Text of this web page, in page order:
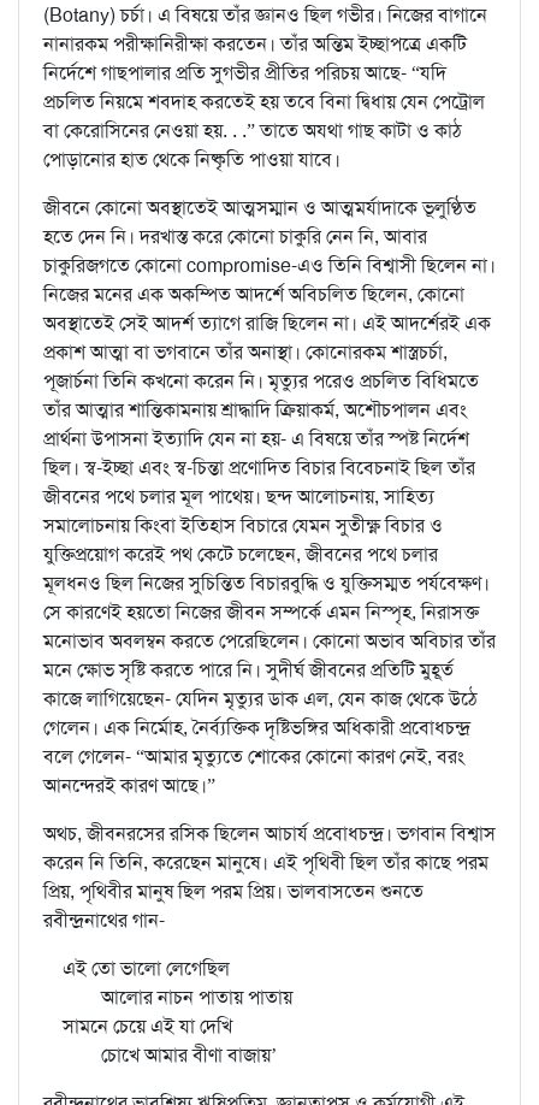
(Botany) চর্চা। এ বিষয়ে তাঁর জ্ঞানও ছিল গভীর। নিজের বাগানে
নানারকম পরীক্ষানিরীক্ষা করতেন। তাঁর অন্তিম ইচ্ছাপত্রে একটি
নির্দেশে গাছপালার প্রতি সুগভীর প্রীতির পরিচয় আছে- “যদি
প্রচলিত নিয়মে শবদাহ করতেই হয় তবে বিনা দ্বিধায় যেন পেট্রোল
বা কেরোসিনের নেওয়া হয়. . .” তাতে অযথা গাছ কাটা ও কাঠ
পোড়ানোর হাত থেকে নিষ্কৃতি পাওয়া যাবে।
জীবনে কোনো অবস্থাতেই আত্মসম্মান ও আত্মমর্যাদাকে ভূলুণ্ঠিত
হতে দেন নি। দরখাস্ত করে কোনো চাকুরি নেন নি, আবার
চাকুরিজগতে কোনো compromise-এও তিনি বিশ্বাসী ছিলেন না।
নিজের মনের এক অকম্পিত আদর্শে অবিচলিত ছিলেন, কোনো
অবস্থাতেই সেই আদর্শ ত্যাগে রাজি ছিলেন না। এই আদর্শেরই এক
প্রকাশ আত্মা বা ভগবানে তাঁর অনাস্থা। কোনোরকম শাস্ত্রচর্চা,
পূজার্চনা তিনি কখনো করেন নি। মৃত্যুর পরেও প্রচলিত বিধিমতে
তাঁর আত্মার শান্তিকামনায় শ্রাদ্ধাদি ক্রিয়াকর্ম, অশৌচপালন এবং
প্রার্থনা উপাসনা ইত্যাদি যেন না হয়- এ বিষয়ে তাঁর স্পষ্ট নির্দেশ
ছিল। স্ব-ইচ্ছা এবং স্ব-চিন্তা প্রণোদিত বিচার বিবেচনাই ছিল তাঁর
জীবনের পথে চলার মূল পাথেয়। ছন্দ আলোচনায়, সাহিত্য
সমালোচনায় কিংবা ইতিহাস বিচারে যেমন সুতীক্ষ্ণ বিচার ও
যুক্তিপ্রয়োগ করেই পথ কেটে চলেছেন, জীবনের পথে চলার
মূলধনও ছিল নিজের সুচিন্তিত বিচারবুদ্ধি ও যুক্তিসম্মত পর্যবেক্ষণ।
সে কারণেই হয়তো নিজের জীবন সম্পর্কে এমন নিস্পৃহ, নিরাসক্ত
মনোভাব অবলম্বন করতে পেরেছিলেন। কোনো অভাব অবিচার তাঁর
মনে ক্ষোভ সৃষ্টি করতে পারে নি। সুদীর্ঘ জীবনের প্রতিটি মুহূর্ত
কাজে লাগিয়েছেন- যেদিন মৃত্যুর ডাক এল, যেন কাজ থেকে উঠে
গেলেন। এক নির্মোহ, নৈর্ব্যক্তিক দৃষ্টিভঙ্গির অধিকারী প্রবোধচন্দ্র
বলে গেলেন- “আমার মৃত্যুতে শোকের কোনো কারণ নেই, বরং
আনন্দেরই কারণ আছে।”
অথচ, জীবনরসের রসিক ছিলেন আচার্য প্রবোধচন্দ্র। ভগবান বিশ্বাস
করেন নি তিনি, করেছেন মানুষে। এই পৃথিবী ছিল তাঁর কাছে পরম
প্রিয়, পৃথিবীর মানুষ ছিল পরম প্রিয়। ভালবাসতেন শুনতে
রবীন্দ্রনাথের গান-
এই তো ভালো লেগেছিল
আলোর নাচন পাতায় পাতায়
সামনে চেয়ে এই যা দেখি
চোখে আমার বীণা বাজায়’